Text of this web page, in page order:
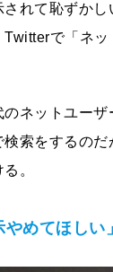
れて恥ずか
で「ネ
ネットユー
索をするの
。
やめてほしい